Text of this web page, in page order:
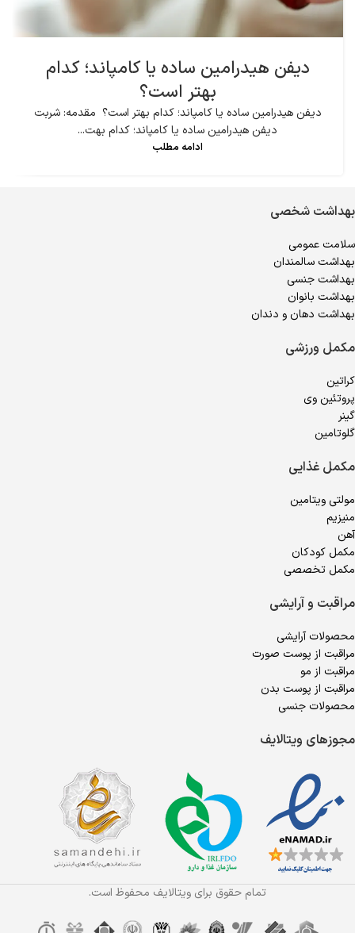
دیفن هیدرامین ساده یا کامپاند؛ کدام
بهتر است؟
دیفن هیدرامین ساده یا کامپاند؛ کدام بهتر است؟ مقدمه: شربت
دیفن هیدرامین ساده یا کامپاند؛ کدام بهت...
ادامه مطلب
بهداشت شخصی
سلامت عمومی
بهداشت سالمندان
بهداشت جنسی
بهداشت بانوان
بهداشت دهان و دندان
مکمل ورزشی
کراتین
پروتئین وی
گینر
گلوتامین
مکمل غذایی
مولتی ویتامین
منیزیم
آهن
مکمل کودکان
مکمل تخصصی
مراقبت و آرایشی
محصولات آرایشی
مراقبت از پوست صورت
مراقبت از مو
مراقبت از پوست بدن
محصولات جنسی
مجوزهای ویتالایف
تمام حقوق برای ویتالایف محفوظ است.